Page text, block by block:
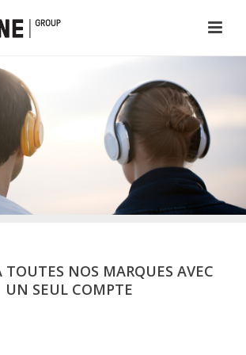
TOUTES NOS MARQUES AVEC
UN SEUL COMPTE